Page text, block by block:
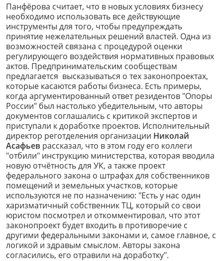
Панфёрова считает, что в новых условиях бизнесу
необходимо использовать все действующие
инструменты для того, чтобы предупреждать
принятие нежелательных решений властей. Одна из
возможностей связана с процедурой оценки
регулирующего воздействия нормативных правовых
актов. Предпринимательским сообществам
предлагается высказываться о тех законопроектах,
которые касаются работы бизнеса. Есть примеры,
когда аргументированный ответ резидентов "Опоры
России" был настолько убедительным, что авторы
документов соглашались с критикой экспертов и
приступали к доработке проектов. Исполнительный
директор реготделения организации Николай
Асафьев рассказал, что в этом году его коллеги
"отбили" инструкцию министерства, которая вводила
новую отчётность для УК, а также проект
федерального закона о штрафах для собственников
помещений и земельных участков, которые
используются не по назначению: "Есть у нас один
харизматичный собственник ТЦ, который со свои
юристом посмотрел и откомментировал, что этот
законопроект будет входить в противоречие с
другими федеральными законами и, самое главное, с
логикой и здравым смыслом. Авторы закона
согласились, его отравили на доработку".